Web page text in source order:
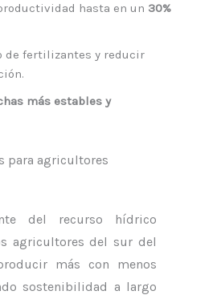
hasta en un 30%
de fertilizantes y reducir
más estables y
para agricultores
del recurso hídrico
agricultores del sur del
más con menos
sostenibilidad a largo